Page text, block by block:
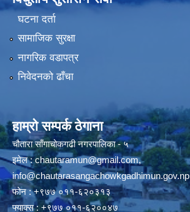
घटना दर्ता
सामाजिक सुरक्षा
नागरिक वडापत्र
निवेदनको ढाँचा
हाम्रो सम्पर्क ठेगाना
चौतारा साँगाचोकगढी नगरपालिका - ५
इमेल :chautaramun@gmail.com,
info@chautarasangachowkgadhimun.gov.np
फोन : +९७७ ०११-६२०३१३
फ्याक्स : +९७७ ०११-६२००४७